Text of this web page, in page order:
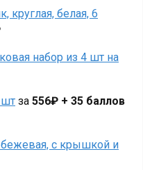
круглая, белая, 6
набор из 4 шт на
шт за 556₽ + 35 баллов
бежевая, с крышкой и